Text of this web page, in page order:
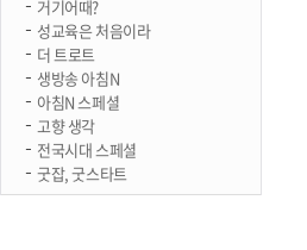
거기어때?
성교육은 처음이라
더 트로트
생방송 아침N
아침N 스페셜
고향 생각
전국시대 스페셜
굿잡, 굿스타트